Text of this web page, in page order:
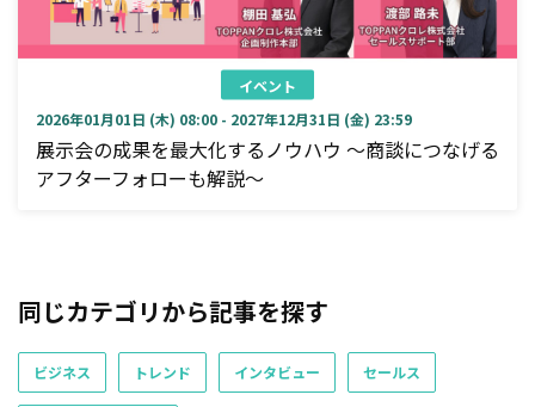
イベント
2026年01月01日 (木) 08:00 - 2027年12月31日 (金) 23:59
展示会の成果を最大化するノウハウ ～商談につなげる
アフターフォローも解説～
同じカテゴリから記事を探す
ビジネス トレンド インタビュー セールス